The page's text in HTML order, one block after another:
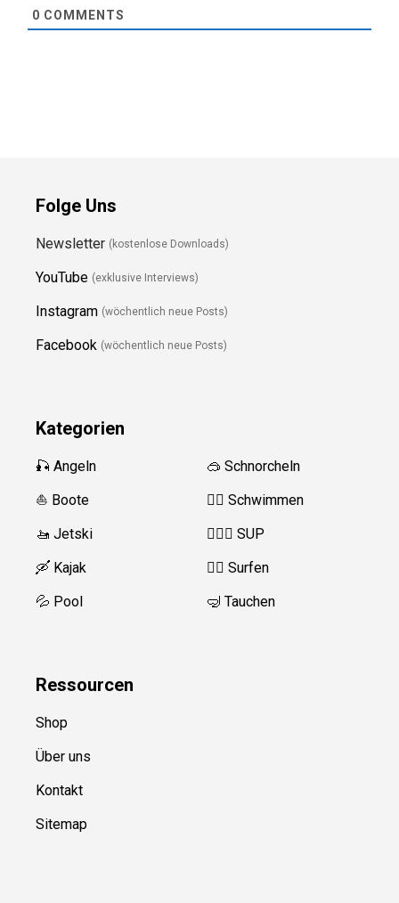
0 COMMENTS
Folge Uns
Newsletter (kostenlose Downloads)
YouTube (exklusive Interviews)
Instagram (wöchentlich neue Posts)
Facebook (wöchentlich neue Posts)
Kategorien
🎣 Angeln
⛵️ Boote
🚤 Jetski
🛶 Kajak
💦 Pool
🥽 Schnorcheln
🏊‍♂️ Schwimmen
🏄‍♀️🛶 SUP
🏄‍♂️ Surfen
🤿 Tauchen
Ressourcen
Shop
Über uns
Kontakt
Sitemap